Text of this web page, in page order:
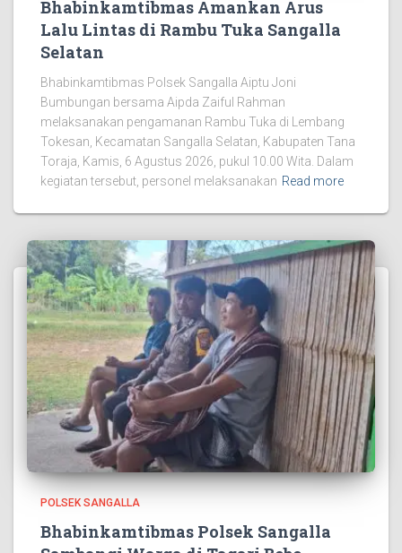
Bhabinkamtibmas Amankan Arus
Lalu Lintas di Rambu Tuka Sangalla
Selatan
Bhabinkamtibmas Polsek Sangalla Aiptu Joni
Bumbungan bersama Aipda Zaiful Rahman
melaksanakan pengamanan Rambu Tuka di Lembang
Tokesan, Kecamatan Sangalla Selatan, Kabupaten Tana
Toraja, Kamis, 6 Agustus 2026, pukul 10.00 Wita. Dalam
kegiatan tersebut, personel melaksanakan Read more
POLSEK SANGALLA
Bhabinkamtibmas Polsek Sangalla